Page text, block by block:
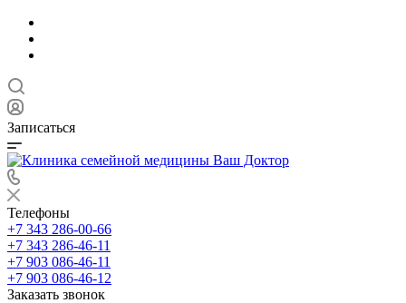
Записаться
Телефоны
+7 343 286-00-66
+7 343 286-46-11
+7 903 086-46-11
+7 903 086-46-12
Заказать звонок